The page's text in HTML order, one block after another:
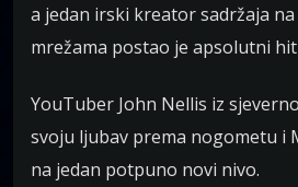
a jedan irski kreator sadržaja
mrežama postao je apsolutni
YouTuber John Nellis iz
svoju ljubav prema nogometu i
na jedan potpuno novi nivo.